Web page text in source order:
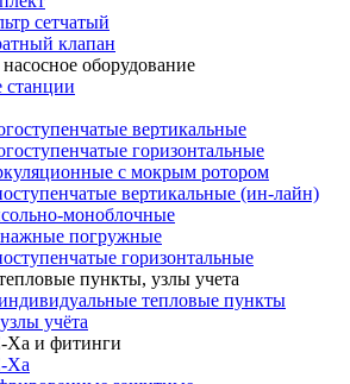
сетчатый
клапан
оборудование
станции
вертикальные
горизонтальные
с мокрым ротором
вертикальные (ин-лайн)
моноблочные
погружные
горизонтальные
пункты, узлы учета
тепловые пункты
учёта
Ха и фитинги
Ха